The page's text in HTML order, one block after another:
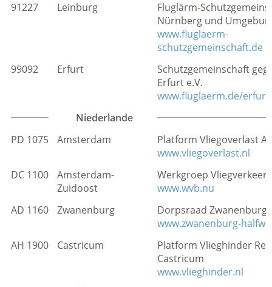
91227
Leinburg
Fluglärm-
Nürnberg und
www.fluglaerm-
schutzgemeinschaft.de
99092
Erfurt
Schutzgemeinschaft
Erfurt e.V.
www.fluglaerm.de/erfurt
Niederlande
PD 1075
Amsterdam
Platform Vliegoverlast
www.vliegoverlast.nl
DC 1100
Amsterdam-
Zuidoost
Werkgroep Vliegverkeer
www.wvb.nu
AD 1160
Zwanenburg
Dorpsraad
www.zwanenburg-
AH 1900
Castricum
Platform Vlieghinder
Castricum
www.vlieghinder.nl